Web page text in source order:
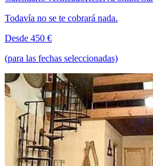
Todavía no se te cobrará nada.
Desde 450 €
(para las fechas seleccionadas)